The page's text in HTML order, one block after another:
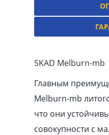
SKAD Melburn-mb
Главным
Melburn-mb
что они
совокупности с